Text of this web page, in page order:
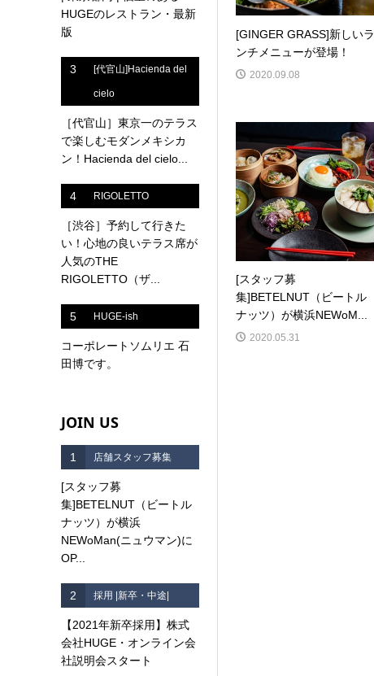
[GINGER GRASS]新しいラ
ンチメニューが登場！
2020.09.08
[スタッフ募
集]BETELNUT（ビートル
ナッツ）が横浜NEWoM...
2020.05.31
HUGEのレストラン・最新
版
3 [代官山]Hacienda del
cielo
［代官山］東京一のテラス
で楽しむモダンメキシカ
ン！Hacienda del cielo...
4 RIGOLETTO
［渋谷］予約して行きた
い！心地の良いテラス席が
人気のTHE
RIGOLETTO（ザ...
5 HUGE-ish
コーポレートソムリエ 石
田博です。
JOIN US
1 店舗スタッフ募集
[スタッフ募
集]BETELNUT（ビートル
ナッツ）が横浜
NEWoMan(ニュウマン)に
OP...
2 採用 |新卒・中途|
【2021年新卒採用】株式
会社HUGE・オンライン会
社説明会スタート